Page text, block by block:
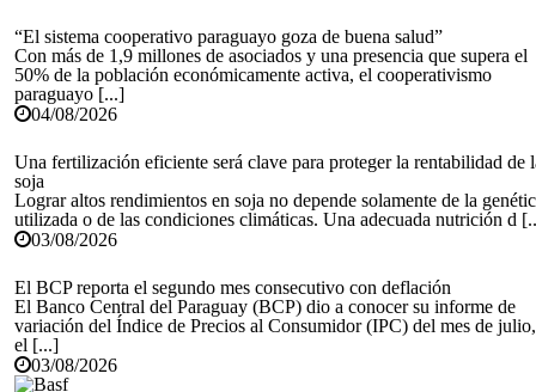
“El sistema cooperativo paraguayo goza de buena salud”
Con más de 1,9 millones de asociados y una presencia que supera el
50% de la población económicamente activa, el cooperativismo
paraguayo [...]
04/08/2026
Una fertilización eficiente será clave para proteger la rentabilidad de
soja
Lograr altos rendimientos en soja no depende solamente de la
utilizada o de las condiciones climáticas. Una adecuada nutrición d
03/08/2026
El BCP reporta el segundo mes consecutivo con deflación
El Banco Central del Paraguay (BCP) dio a conocer su informe de
variación del Índice de Precios al Consumidor (IPC) del mes de julio,
el [...]
03/08/2026